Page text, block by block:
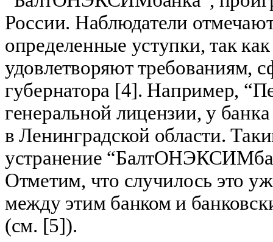
России. Наблюдатели
определенные уступки, так
удовлетворяют требованиям,
губернатора [4]. Например,
генеральной лицензии, у
в Ленинградской области.
устранение
Отметим, что случилось это
между этим банком и
(см. [5]).